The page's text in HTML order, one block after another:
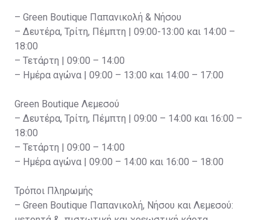
– Green Boutique Παπανικολή & Νήσου
– Δευτέρα, Τρίτη, Πέμπτη | 09:00-13:00 και 14:00 –
18:00
– Τετάρτη | 09:00 – 14:00
– Ημέρα αγώνα | 09:00 – 13:00 και 14:00 – 17:00
Green Boutique Λεμεσού
– Δευτέρα, Τρίτη, Πέμπτη | 09:00 – 14:00 και 16:00 –
18:00
– Τετάρτη | 09:00 – 14:00
– Ημέρα αγώνα | 09:00 – 14:00 και 16:00 – 18:00
Τρόποι Πληρωμής
– Green Boutique Παπανικολή, Νήσου και Λεμεσού: